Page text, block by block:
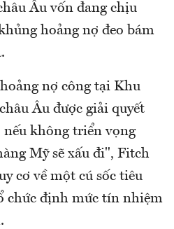
Âu vốn đang chịu
hoảng nợ đeo bám
nợ công tại Khu
Âu được giải quyết
không triển vọng
Mỹ sẽ xấu đi", Fitch
cơ về một cú sốc tiêu
chức định mức tín nhiệm